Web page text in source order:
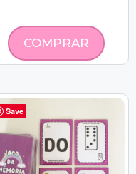
COMPRAR
Save